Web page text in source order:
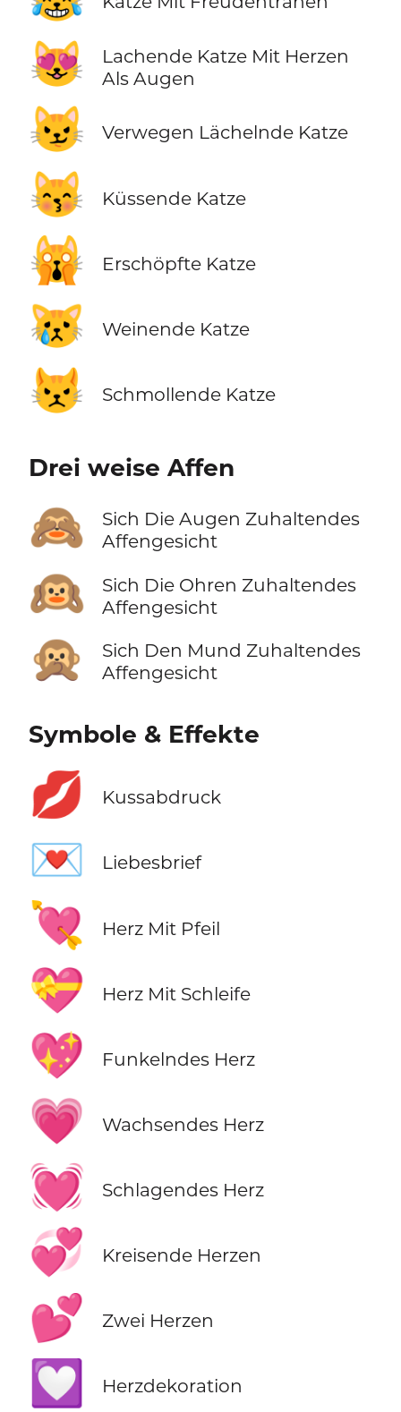
😻
Lachende Katze Mit Herzen
Als Augen
😼 Verwegen Lächelnde Katze
😽 Küssende Katze
🙀 Erschöpfte Katze
😿 Weinende Katze
😾 Schmollende Katze
Drei weise Affen
🙈
Sich Die Augen Zuhaltendes
Affengesicht
🙉
Sich Die Ohren Zuhaltendes
Affengesicht
🙊
Sich Den Mund Zuhaltendes
Affengesicht
Symbole & Effekte
💋 Kussabdruck
💌 Liebesbrief
💘 Herz Mit Pfeil
💝 Herz Mit Schleife
💖 Funkelndes Herz
💗 Wachsendes Herz
💓 Schlagendes Herz
💞 Kreisende Herzen
💕 Zwei Herzen
💟 Herzdekoration